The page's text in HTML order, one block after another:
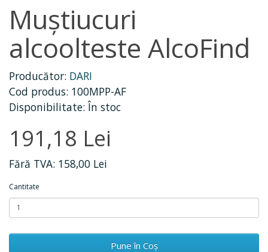
Muștiucuri
alcoolteste AlcoFind
Producător: DARI
Cod produs: 100MPP-AF
Disponibilitate: În stoc
191,18 Lei
Fără TVA: 158,00 Lei
Cantitate
Pune în Coş